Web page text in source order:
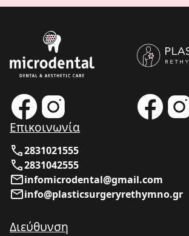
Επικοινωνία
2831021555
2831042555
infomicrodental@gmail.com
info@plasticsurgeryrethymno.gr
Διεύθυνση